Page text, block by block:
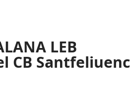
LEB
CB Santfeliuenc